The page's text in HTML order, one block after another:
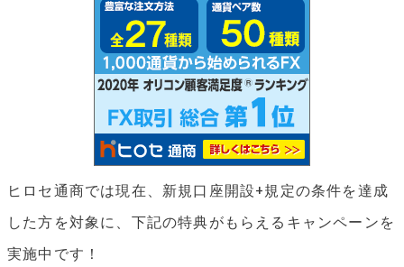
ヒロセ通商では現在、新規口座開設+規定の条件を達成
した方を対象に、下記の特典がもらえるキャンペーンを
実施中です！